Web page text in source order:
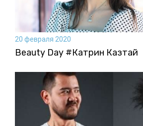
20 февраля 2020
Beauty Day #Катрин Казтай